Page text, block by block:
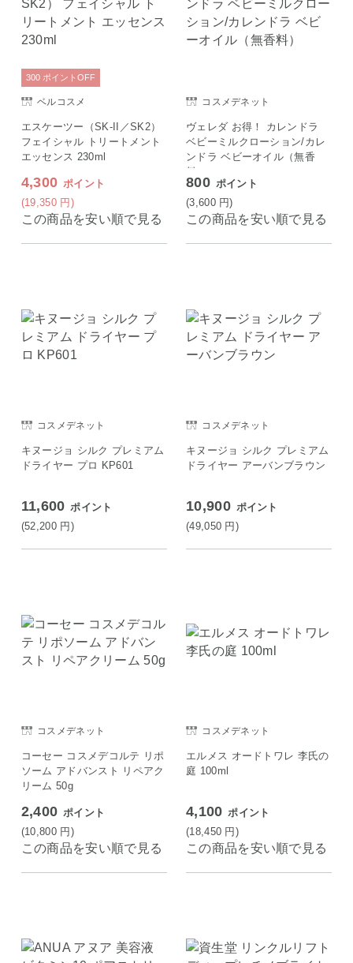
ベルコスメ
エスケーツー（SK-II／SK2）
フェイシャル トリートメント
エッセンス 230ml
4,300 ポイント
(19,350 円)
300 ポイント OFF
この商品を安い順で見る
コスメデネット
ヴェレダ お得！ カレンドラ
ベビーミルクローション/カレ
ンドラ ベビーオイル（無香
料）
800 ポイント
(3,600 円)
この商品を安い順で見る
コスメデネット
キヌージョ シルク プレミアム
ドライヤー プロ KP601
11,600 ポイント
(52,200 円)
コスメデネット
キヌージョ シルク プレミアム
ドライヤー アーバンブラウン
10,900 ポイント
(49,050 円)
コスメデネット
コーセー コスメデコルテ リポ
ソーム アドバンスト リペアク
リーム 50g
2,400 ポイント
(10,800 円)
この商品を安い順で見る
コスメデネット
エルメス オードトワレ 李氏の
庭 100ml
4,100 ポイント
(18,450 円)
この商品を安い順で見る